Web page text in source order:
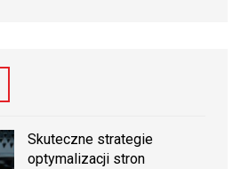
Skuteczne strategie
optymalizacji stron